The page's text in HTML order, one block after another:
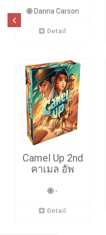
Danna Carson
Detail
Camel Up 2nd
คาเมล อัพ
-
Detail